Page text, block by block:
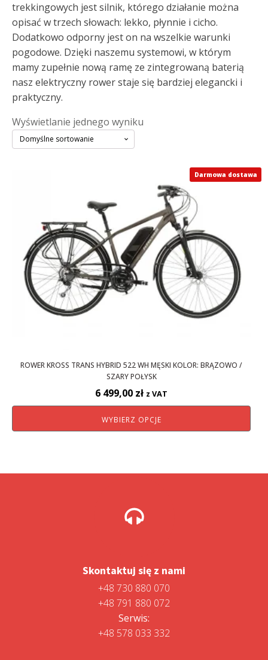
trekkingowych jest silnik, którego działanie można
opisać w trzech słowach: lekko, płynnie i cicho.
Dodatkowo odporny jest on na wszelkie warunki
pogodowe. Dzięki naszemu systemowi, w którym
mamy zupełnie nową ramę ze zintegrowaną baterią
nasz elektryczny rower staje się bardziej elegancki i
praktyczny.
Wyświetlanie jednego wyniku
ROWER KROSS TRANS HYBRID 522 WH MĘSKI KOLOR: BRĄZOWO /
SZARY POŁYSK
6 499,00 zł z VAT
WYBIERZ OPCJE
wariantów.
Opcje
można
wybrać
stronie
Darmowa dostawa
Skontaktuj się z nami
+48 730 880 070
+48 791 880 072
Serwis:
+48 578 033 332